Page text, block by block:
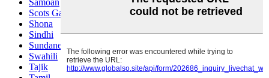
Scots Gaelic
Shona
Sindhi
Sundanese
Swahili
Tajik